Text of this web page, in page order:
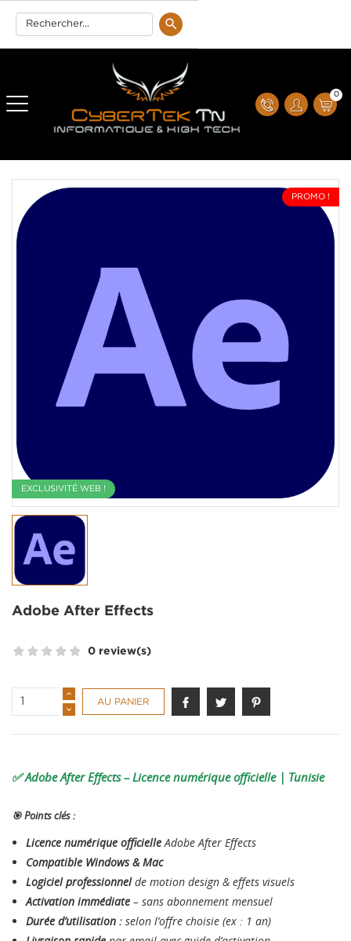
0
EXCLUSIVITÉ WEB !
PROMO !
Adobe After Effects
0 review(s)
AU PANIER
✅ Adobe After Effects – Licence numérique officielle | Tunisie
🎯 Points clés :
Licence numérique officielleAdobe After Effects
Compatible Windows & Mac
Logiciel professionnelde motion design & effets visuels
Activation immédiate – sans abonnement mensuel
Durée d’utilisation : selon l’offre choisie (ex : 1 an)